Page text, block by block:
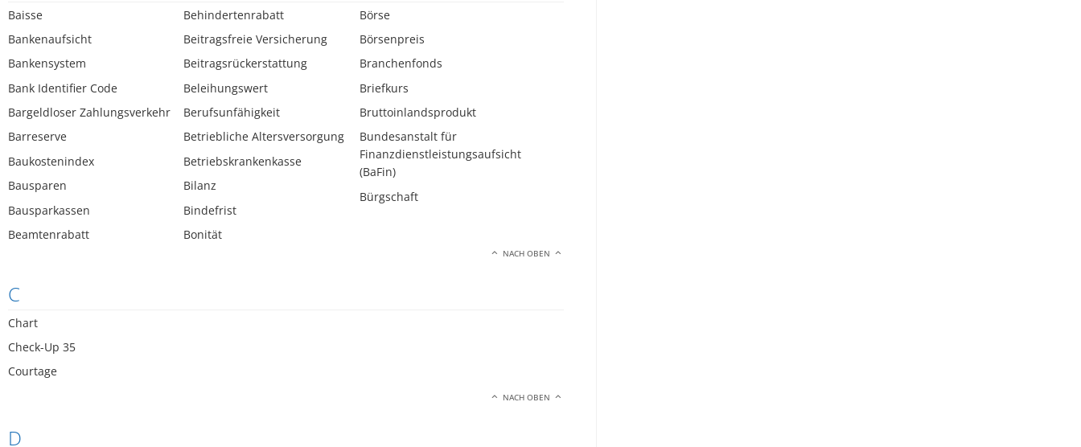
Baisse
Bankenaufsicht
Bankensystem
Bank Identifier Code
Bargeldloser Zahlungsverkehr
Barreserve
Baukostenindex
Bausparen
Bausparkassen
Beamtenrabatt
Behindertenrabatt
Beitragsfreie Versicherung
Beitragsrückerstattung
Beleihungswert
Berufsunfähigkeit
Betriebliche Altersversorgung
Betriebskrankenkasse
Bilanz
Bindefrist
Bonität
Börse
Börsenpreis
Branchenfonds
Briefkurs
Bruttoinlandsprodukt
Bundesanstalt für
Finanzdienstleistungsaufsicht
(BaFin)
Bürgschaft
NACH OBEN
C
Chart
Check-Up 35
Courtage
NACH OBEN
D